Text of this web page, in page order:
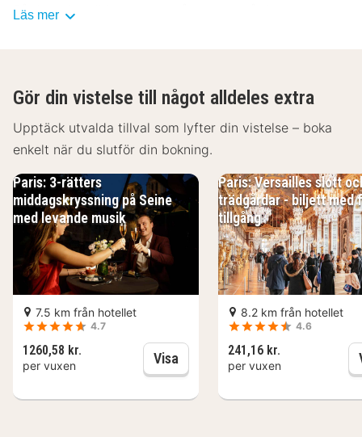
På detta hotell kan du äta något gott på deras
favoritdrink i boendets bar. Frukostbuffé serveras
dagligen mot en avgift från 06.30 till 10.30.
Detta boende har fått sin officiella stjärngradering från
Frankrikes Turistutvecklingsbyrå, ATOUT France.
Gäster har tillgång till bland annat gratis internet,
business-service och expressincheckning. På detta
hotell erbjuds event- och konferenslokaler såsom
konferensrum och mötesrum. Parkering (avgift
tillkommer) erbjuds på plats.
Känn dig som hemma i ett av de 110 luftkonditionerade
rummen med LED-tv. Gratis wi-fi gör att du kan hålla
dig uppkopplad, och satellit-tv erbjuder underhållning.
Privat badrum har djupa badkar och gratis
Läs mer
Gör din vistelse till något alldeles extra
Upptäck utvalda tillval som lyfter din vistelse – boka
enkelt när du slutför din bokning.
Paris: 3-rätters
middagskryssning på Seine
med levande musik
7.5 km från hotellet
4.7
1260,58 kr.
per vuxen Visa Paris: 3-rätters
Paris: Versailles slott
trädgårdar - biljett med
tillgång
8.2 km från hotellet
4.6
241,16 kr.
per vuxen